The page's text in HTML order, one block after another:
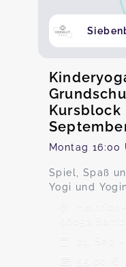
Kursblock
Montag 16:00
Spiel, Spaß
Yogi und
96052
21. Sep -
55,00 €